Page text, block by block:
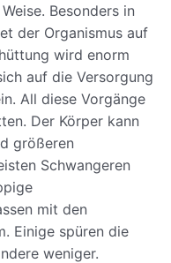
Besonders in
der Organismus auf
wird enorm
auf die Versorgung
All diese Vorgänge
Der Körper kann
größeren
Schwangeren
mit den
Einige spüren die
weniger.